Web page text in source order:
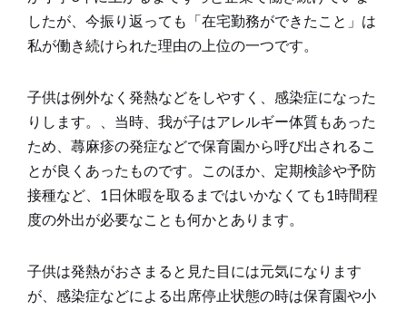
したが、今振り返っても「在宅勤務ができたこと」は
私が働き続けられた理由の上位の一つです。
子供は例外なく発熱などをしやすく、感染症になった
りします。、当時、我が子はアレルギー体質もあった
ため、蕁麻疹の発症などで保育園から呼び出されるこ
とが良くあったものです。このほか、定期検診や予防
接種など、1日休暇を取るまではいかなくても1時間程
度の外出が必要なことも何かとあります。
子供は発熱がおさまると見た目には元気になります
が、感染症などによる出席停止状態の時は保育園や小